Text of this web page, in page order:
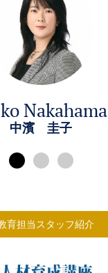
Nakahama
中濱 圭子
育担当スタッフ紹介